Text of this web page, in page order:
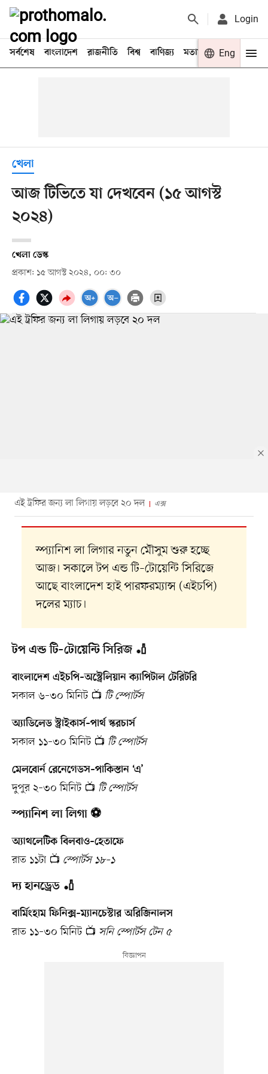
Login
সর্বশেষ বাংলাদেশ রাজনীতি বিশ্ব বাণিজ্য মতামত খেলা
Eng
খেলা
আজ টিভিতে যা দেখবেন (১৫ আগস্ট
২০২৪)
খেলা ডেস্ক
প্রকাশ: ১৫ আগস্ট ২০২৪, ০০: ৩০
এই ট্রফির জন্য লা লিগায় লড়বে ২০ দল এক্স
স্প্যানিশ লা লিগার নতুন মৌসুম শুরু হচ্ছে
আজ। সকালে টপ এন্ড টি–টোয়েন্টি সিরিজে
আছে বাংলাদেশ হাই পারফরম্যান্স (এইচপি)
দলের ম্যাচ।
টপ এন্ড টি–টোয়েন্টি সিরিজ 🏏
বাংলাদেশ এইচপি–অস্ট্রেলিয়ান ক্যাপিটাল টেরিটরি
সকাল ৬–৩০ মিনিট 📺 টি স্পোর্টস
অ্যাডিলেড স্ট্রাইকার্স–পার্থ স্করচার্স
সকাল ১১–৩০ মিনিট 📺 টি স্পোর্টস
মেলবোর্ন রেনেগেডস–পাকিস্তান ‘এ’
দুপুর ২–৩০ মিনিট 📺 টি স্পোর্টস
স্প্যানিশ লা লিগা ⚽
অ্যাথলেটিক বিলবাও–হেতাফে
রাত ১১টা 📺 স্পোর্টস ১৮–১
দ্য হানড্রেড 🏏
বার্মিংহাম ফিনিক্স–ম্যানচেস্টার অরিজিনালস
রাত ১১–৩০ মিনিট 📺 সনি স্পোর্টস টেন ৫